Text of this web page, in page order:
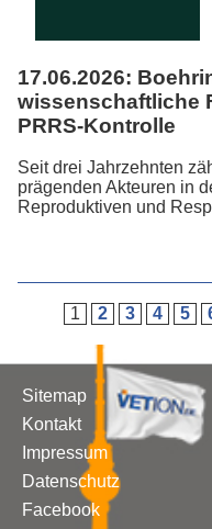
17.06.2026:
wissenschaftliche
PRRS‑Kontrolle
Seit drei Jahrzehnten
prägenden Akteuren in
Reproduktiven und
1 2 3 4 5
Sitemap
Kontakt
Impressum
Datenschutz
Facebook